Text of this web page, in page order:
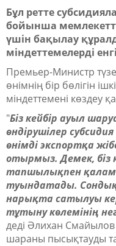
Бұл ретте
бойынша
үшін бақылау
міндеттемелерді
Премьер-Министр
өнімнің бір бөлігін
міндеттемені көздеу
"Біз кейбір ауыл
өндірушілер
өнімді экспортқа
отырмыз. Демек, біз
тапшылықпен
туындатады.
нарықта сатылуы
тұтыну көлемінің
деді Әлихан
шараны пысықтауды